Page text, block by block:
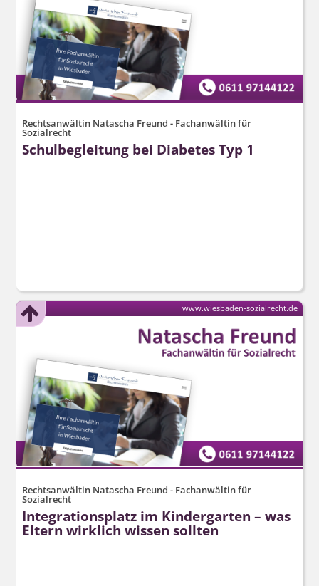
Rechtsanwältin Natascha Freund - Fachanwältin für
Sozialrecht
Schulbegleitung bei Diabetes Typ 1
Rechtsanwältin Natascha Freund - Fachanwältin für
Sozialrecht
Integrationsplatz im Kindergarten – was
Eltern wirklich wissen sollten
www.wiesbaden-sozialrecht.de